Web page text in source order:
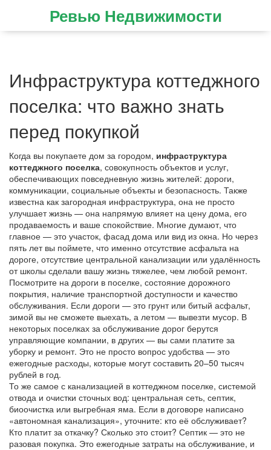
Ревью Недвижимости
Инфраструктура коттеджного
поселка: что важно знать
перед покупкой
Когда вы покупаете дом за городом, инфраструктура
коттеджного поселка, совокупность объектов и услуг,
обеспечивающих повседневную жизнь жителей: дороги,
коммуникации, социальные объекты и безопасность. Также
известна как загородная инфраструктура, она не просто
улучшает жизнь — она напрямую влияет на цену дома, его
продаваемость и ваше спокойствие. Многие думают, что
главное — это участок, фасад дома или вид из окна. Но через
пять лет вы поймете, что именно отсутствие асфальта на
дороге, отсутствие центральной канализации или удалённость
от школы сделали вашу жизнь тяжелее, чем любой ремонт.
Посмотрите на дороги в поселке, состояние дорожного
покрытия, наличие транспортной доступности и качество
обслуживания. Если дороги — это грунт или битый асфальт,
зимой вы не сможете выехать, а летом — вывезти мусор. В
некоторых поселках за обслуживание дорог берутся
управляющие компании, в других — вы сами платите за
уборку и ремонт. Это не просто вопрос удобства — это
ежегодные расходы, которые могут составить 20–50 тысяч
рублей в год.
То же самое с канализацией в коттеджном поселке, системой
отвода и очистки сточных вод: центральная сеть, септик,
биоочистка или выгребная яма. Если в договоре написано
«автономная канализация», уточните: кто её обслуживает?
Кто платит за откачку? Сколько это стоит? Септик — это не
разовая покупка. Это ежегодные затраты на обслуживание, и